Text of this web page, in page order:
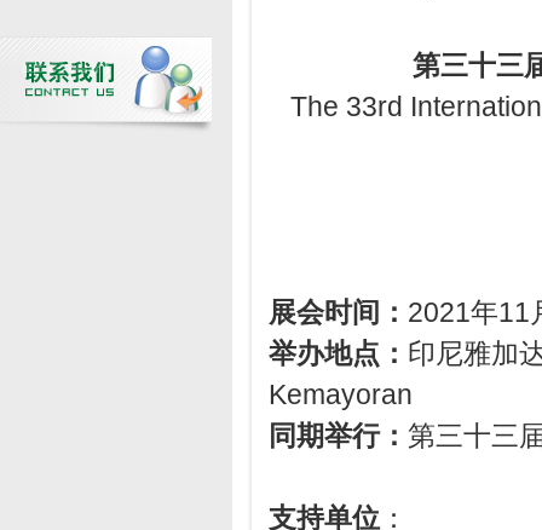
第三十三
The 33rd
展会时间： 2021年11
举办地点： 印尼雅加
Kemayoran
同期举行： 第三十三
支持单位 ：